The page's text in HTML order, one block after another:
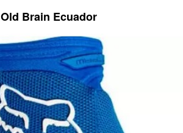
Old Brain Ecuador